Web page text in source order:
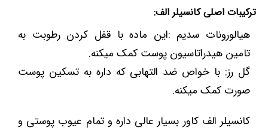
ترکیبات اصلی کانسیلر الف:
هیالورونات سدیم :این ماده با قفل کردن رطوبت به
تامین هیدراتاسیون پوست کمک میکنه.
گل رز: با خواص ضد التهابی که داره به تسکین پوست
صورت کمک میکنه.
کانسیلر الف کاور بسیار عالی داره و تمام عیوب پوستی و